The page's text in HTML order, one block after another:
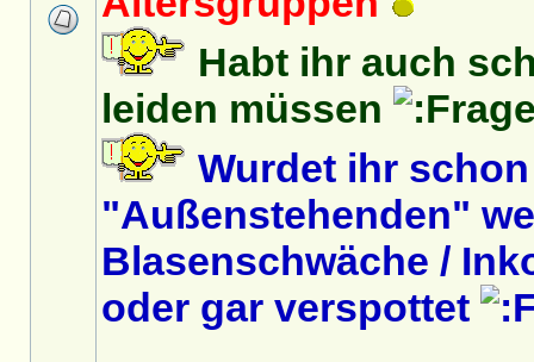
Habt ihr auch
leiden müssen
Wurdet ihr
"Außenstehenden"
Blasenschwäche /
oder gar verspottet